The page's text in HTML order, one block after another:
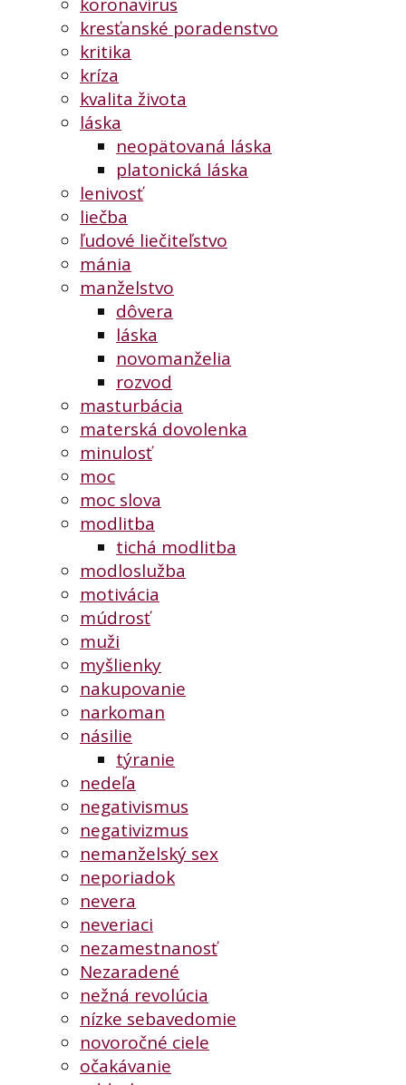
kresťanské poradenstvo
kritika
kríza
kvalita života
láska
neopätovaná láska
platonická láska
lenivosť
liečba
ľudové liečiteľstvo
mánia
manželstvo
dôvera
láska
novomanželia
rozvod
masturbácia
materská dovolenka
minulosť
moc
moc slova
modlitba
tichá modlitba
modloslužba
motivácia
múdrosť
muži
myšlienky
nakupovanie
narkoman
násilie
týranie
nedeľa
negativismus
negativizmus
nemanželský sex
neporiadok
nevera
neveriaci
nezamestnanosť
Nezaradené
nežná revolúcia
nízke sebavedomie
novoročné ciele
očakávanie